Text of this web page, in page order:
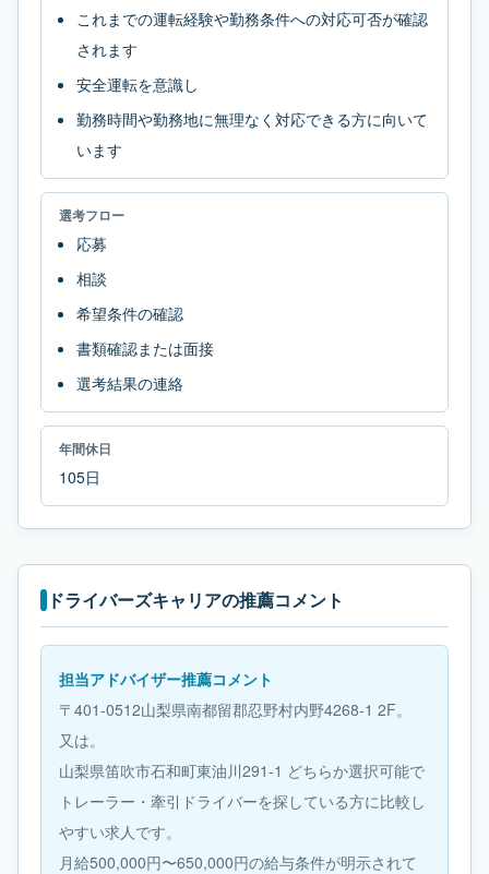
これまでの運転経験や勤務条件への対応可否が確認
されます
安全運転を意識し
勤務時間や勤務地に無理なく対応できる方に向いて
います
選考フロー
応募
相談
希望条件の確認
書類確認または面接
選考結果の連絡
年間休日
105日
ドライバーズキャリアの推薦コメント
担当アドバイザー推薦コメント
〒401-0512山梨県南都留郡忍野村内野4268-1 2F。
又は。
山梨県笛吹市石和町東油川291-1 どちらか選択可能で
トレーラー・牽引ドライバーを探している方に比較し
やすい求人です。
月給500,000円〜650,000円の給与条件が明示されて